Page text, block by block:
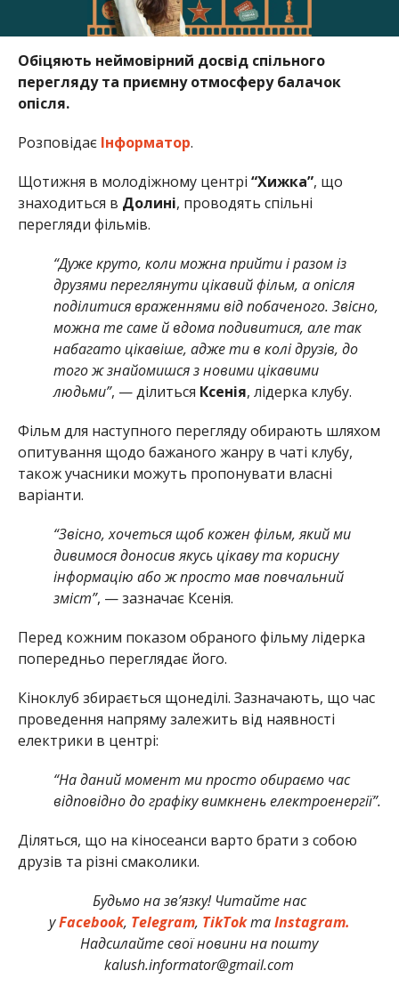
Обіцяють неймовірний досвід спільного
перегляду та приємну отмосферу балачок
опісля.
Розповідає Інформатор.
Щотижня в молодіжному центрі “Хижка”, що
знаходиться в Долині, проводять спільні
перегляди фільмів.
“Дуже круто, коли можна прийти і разом із
друзями переглянути цікавий фільм, а опісля
поділитися враженнями від побаченого. Звісно,
можна те саме й вдома подивитися, але так
набагато цікавіше, адже ти в колі друзів, до
того ж знайомишся з новими цікавими
людьми”, — ділиться Ксенія, лідерка клубу.
Фільм для наступного перегляду обирають шляхом
опитування щодо бажаного жанру в чаті клубу,
також учасники можуть пропонувати власні
варіанти.
“Звісно, хочеться щоб кожен фільм, який ми
дивимося доносив якусь цікаву та корисну
інформацію або ж просто мав повчальний
зміст”, — зазначає Ксенія.
Перед кожним показом обраного фільму лідерка
попередньо переглядає його.
Кіноклуб збирається щонеділі. Зазначають, що час
проведення напряму залежить від наявності
електрики в центрі:
“На даний момент ми просто обираємо час
відповідно до графіку вимкнень електроенергії”.
Діляться, що на кіносеанси варто брати з собою
друзів та різні смаколики.
Будьмо на зв’язку! Читайте нас
уFacebook, Telegram, TikTokтаInstagram.
Надсилайте свої новини на пошту
kalush.informator@gmail.com